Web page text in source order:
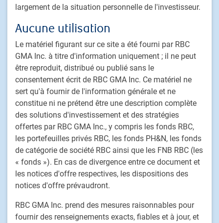
largement de la situation personnelle de l'investisseur.
Aucune utilisation
Le matériel figurant sur ce site a été fourni par RBC
GMA Inc. à titre d'information uniquement ; il ne peut
être reproduit, distribué ou publié sans le
consentement écrit de RBC GMA Inc. Ce matériel ne
sert qu'à fournir de l'information générale et ne
constitue ni ne prétend être une description complète
des solutions d'investissement et des stratégies
offertes par RBC GMA Inc., y compris les fonds RBC,
les portefeuilles privés RBC, les fonds PH&N, les fonds
de catégorie de société RBC ainsi que les FNB RBC (les
« fonds »). En cas de divergence entre ce document et
les notices d'offre respectives, les dispositions des
notices d'offre prévaudront.
RBC GMA Inc. prend des mesures raisonnables pour
fournir des renseignements exacts, fiables et à jour, et
Footer
Capacités d'investissement
Actions
Solutions déléguées de portefeuille
Stratégies de placement fondé sur le passif
Marchés privés
Placements alternatifs
Solutions multi-actifs personnalisées
Procédure de traitement des plaintes de clients
PH&N Institutionnel
À propos de nous
Investissement responsable
Carrières